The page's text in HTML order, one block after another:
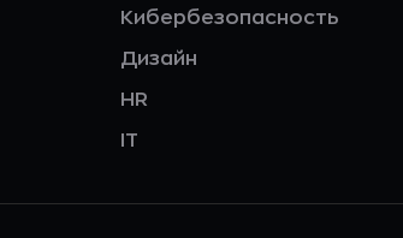
Кибербезопасность
Дизайн
HR
IT